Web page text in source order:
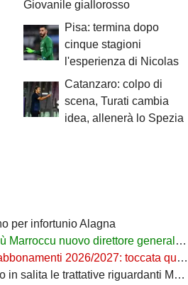
Giovanile giallorosso
Pisa: termina dopo
cinque stagioni
l'esperienza di Nicolas
Catanzaro: colpo di
scena, Turati cambia
idea, allenerà lo Spezia
per infortunio Alagna
nuovo direttore generale della Reggina
2026/2027: toccata quota 11mila
le trattative riguardanti Montipò e Segre